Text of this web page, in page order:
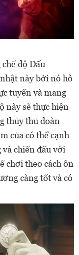
độ Đấu
này bởi nó hỗ
tuyến và mang
này sẽ thực hiện
thủy thủ đoàn
của có thể cạnh
chiến đấu với
chơi theo cách ôn
càng tốt và có